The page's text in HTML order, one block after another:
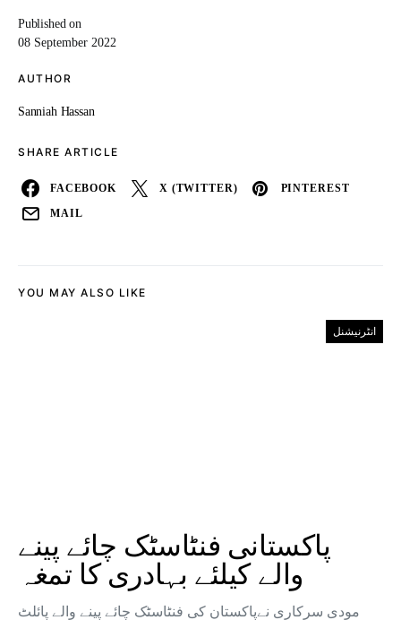
Published on
08 September 2022
AUTHOR
Sanniah Hassan
SHARE ARTICLE
FACEBOOK X (TWITTER) PINTEREST
MAIL
YOU MAY ALSO LIKE
انٹرنیشنل
پاکستانی فنٹاسٹک چائے پینے
والے کیلئے بہادری کا تمغہ
مودی سرکاری نےپاکستان کی فنٹاسٹک چائے پینے والے پائلٹ